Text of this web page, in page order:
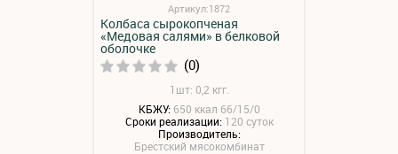
Артикул:1872
Колбаса сырокопченая
«Медовая салями» в белковой
оболочке
(0)
1шт: 0,2 кгг.
КБЖУ: 650 ккал 66/15/0
Сроки реализации: 120 суток
Производитель:
Брестский мясокомбинат